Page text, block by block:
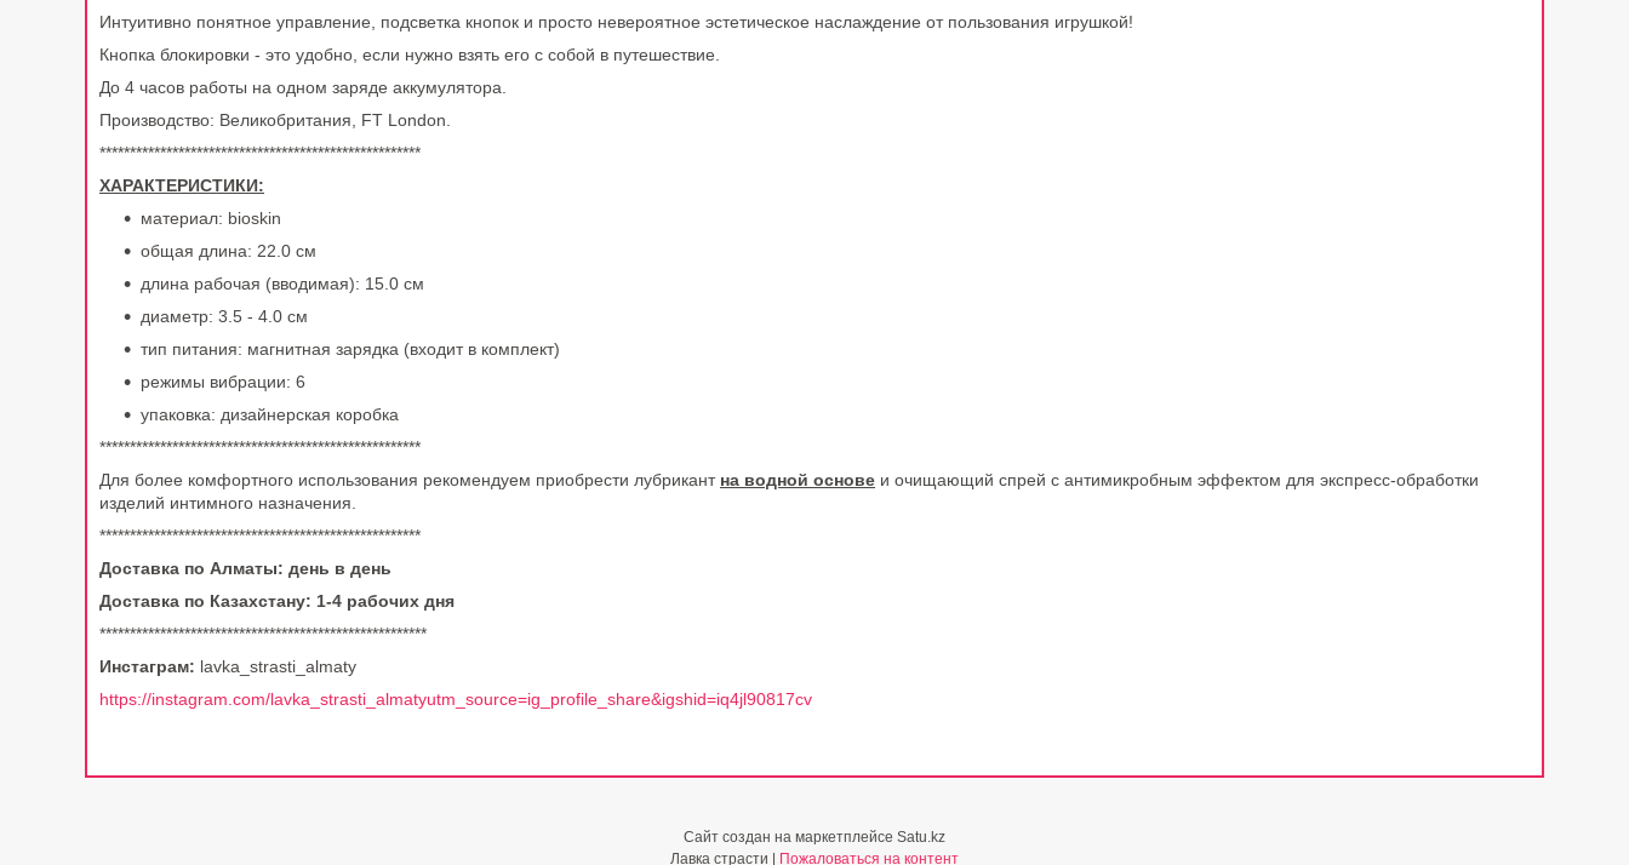
Интуитивно понятное управление, подсветка кнопок и просто невероятное эстетическое наслаждение от пользования игрушкой!
Кнопка блокировки - это удобно, если нужно взять его с собой в путешествие.
До 4 часов работы на одном заряде аккумулятора.
Производство: Великобритания, FT London.
*****************************************************
ХАРАКТЕРИСТИКИ:
материал: bioskin
общая длина: 22.0 см
длина рабочая (вводимая): 15.0 см
диаметр: 3.5 - 4.0 см
тип питания: магнитная зарядка (входит в комплект)
режимы вибрации: 6
упаковка: дизайнерская коробка
*****************************************************
Для более комфортного использования рекомендуем приобрести лубрикант на водной основе и очищающий спрей с антимикробным эффектом для экспресс-обработки
изделий интимного назначения.
*****************************************************
Доставка по Алматы: день в день
Доставка по Казахстану: 1-4 рабочих дня
******************************************************
Инстаграм: lavka_strasti_almaty
https://instagram.com/lavka_strasti_almatyutm_source=ig_profile_share&igshid=iq4jl90817cv
Сайт создан на маркетплейсе Satu.kz
Пожаловаться на контент